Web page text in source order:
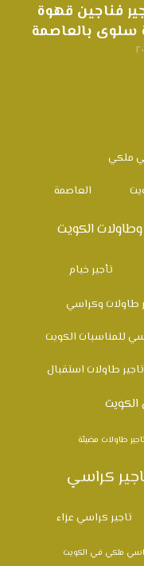
فناجين قهوة
بالعاصمة
ملكي
العاصمة
الكويت
تأجير خيام
طاولات وكراسي
للمناسبات الكويت
تاجير طاولات استقبال
الكويت
تاجير طاولات مضيئة
كراسي
تاجير كراسي عزاء
ملكي في الكويت